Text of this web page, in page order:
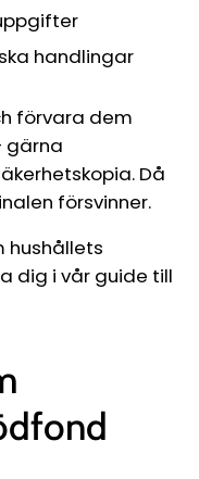
handlingar
förvara dem
gärna
Då
försvinner.
hushållets
dig i vår guide till